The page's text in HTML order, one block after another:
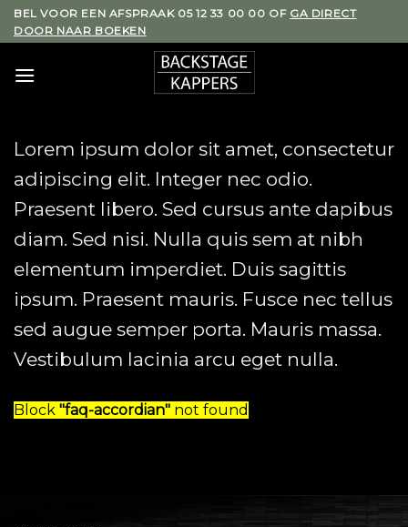
Skip
to
BEL VOOR EEN AFSPRAAK 05 12 33 00 00 OF GA DIRECT
DOOR NAAR BOEKEN
Lorem ipsum dolor sit amet, consectetur
adipiscing elit. Integer nec odio.
Praesent libero. Sed cursus ante dapibus
diam. Sed nisi. Nulla quis sem at nibh
elementum imperdiet. Duis sagittis
ipsum. Praesent mauris. Fusce nec tellus
sed augue semper porta. Mauris massa.
Vestibulum lacinia arcu eget nulla.
Block "faq-accordian" not found